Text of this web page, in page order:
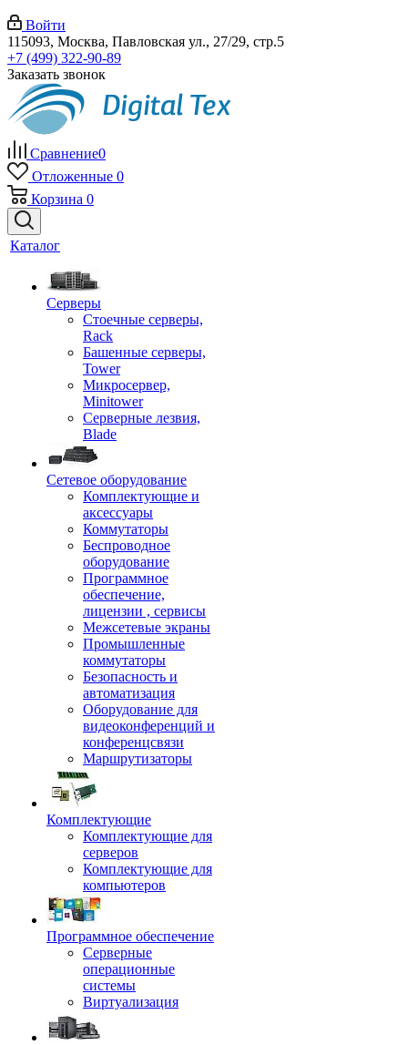
Войти
115093, Москва, Павловская ул., 27/29, стр.5
+7 (499) 322-90-89
Заказать звонок
Сравнение0
Отложенные 0
Корзина 0
Каталог
Серверы
Стоечные серверы,
Rack
Башенные серверы,
Tower
Микросервер,
Minitower
Серверные лезвия,
Blade
Сетевое оборудование
Комплектующие и
аксессуары
Коммутаторы
Беспроводное
оборудование
Программное
обеспечение,
лицензии , сервисы
Межсетевые экраны
Промышленные
коммутаторы
Безопасность и
автоматизация
Оборудование для
видеоконференций и
конференцсвязи
Маршрутизаторы
Комплектующие
Комплектующие для
серверов
Комплектующие для
компьютеров
Программное обеспечение
Серверные
операционные
системы
Виртуализация